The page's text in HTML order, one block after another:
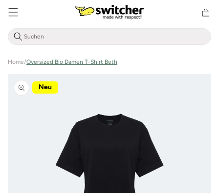
Home/Oversized Bio Damen T-Shirt Beth
Neu
Produktinformationen
springen